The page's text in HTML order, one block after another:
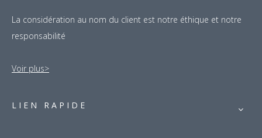
La considération au nom du client est notre éthique et notre
responsabilité
Voir plus>
LIEN RAPIDE